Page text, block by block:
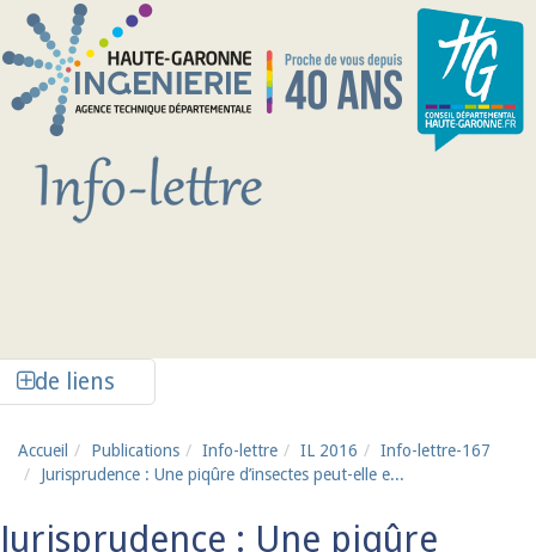
Aller au contenu principal
de liens
Accueil Publications Info-lettre IL 2016
Info-lettre-167
Jurisprudence : Une piqûre d’insectes peut-elle e...
Jurisprudence : Une piqûre